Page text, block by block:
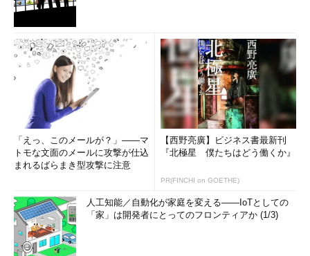
「えっ、このメールが？」――マ
トモな文面のメールに攻撃が仕込
まれるばらまき型攻撃に注意
【西野亮廣】ビジネス書最新刊
『北極星 僕たちはどう働くか』
PR(FINCHI on GOETHE)
人工知能／自動化が家庭を変える――IoTとしての
「家」は開発者にとってのフロンティアか (1/3)